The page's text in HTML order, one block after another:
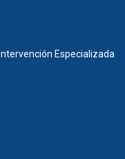
Intervención Especializada